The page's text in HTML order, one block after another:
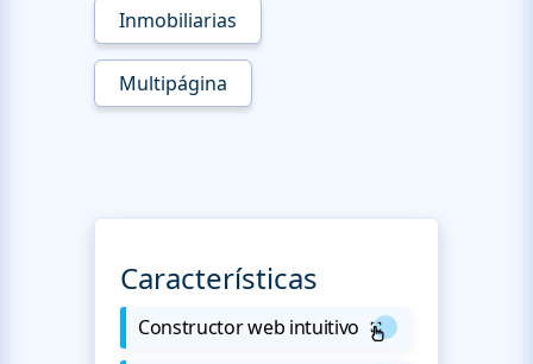
Inmobiliarias
Multipágina
Características
Constructor web intuitivo